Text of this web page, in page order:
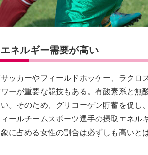
ネルギー需要が高い
ッカーやフィールドホッケー、ラクロ
ーが重要な競技もある。有酸素系と無
。そのため、グリコーゲン貯蓄を促し
ールチームスポーツ選手の摂取エネル
に占める女性の割合は必ずしも高いと